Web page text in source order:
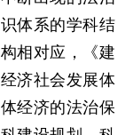
体系的学科结
相对应，《建
济社会发展体
经济的法治保